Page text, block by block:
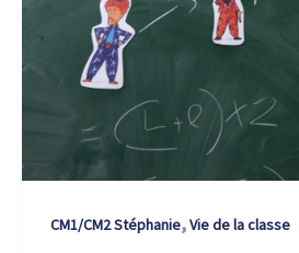
CM1/CM2 Stéphanie,Vie de la classe